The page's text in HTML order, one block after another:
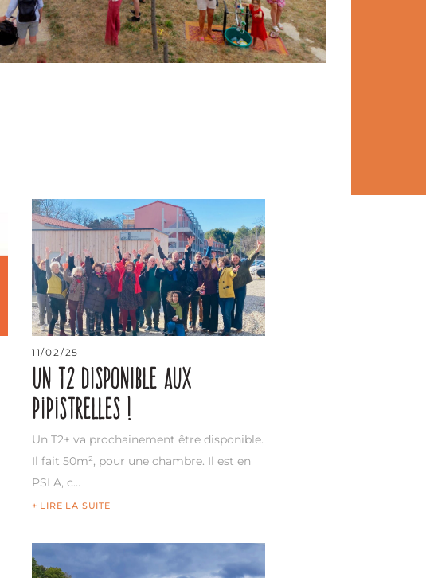
11/02/25
Un T2 disponible aux
Pipistrelles !
Un T2+ va prochainement être disponible.
Il fait 50m², pour une chambre. Il est en
PSLA, c…
+ LIRE LA SUITE